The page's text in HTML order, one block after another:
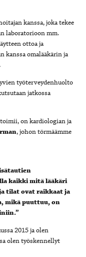
kanssa, joka tekee
laboratorioon mm.
ottoa ja
kanssa omalääkärin ja
työterveydenhuolto
jatkossa
on kardiologian ja
, johon törmäämme
kaikki mitä lääkäri
tilat ovat raikkaat ja
mikä puuttuu, on
2015 ja olen
olen työskennellyt